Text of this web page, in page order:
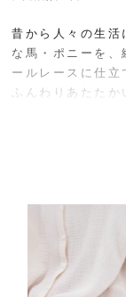
昔から人々の生活
な馬・ポニーを
ールレースに仕立
ふんわりあたた
ウエスト紐が付
■”レースポニー”
サイズ／FREE
着丈118.5cm、